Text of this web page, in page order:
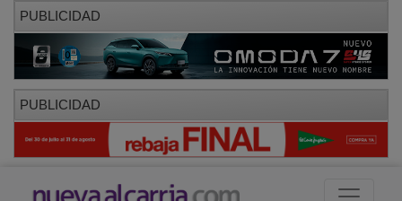
PUBLICIDAD
PUBLICIDAD